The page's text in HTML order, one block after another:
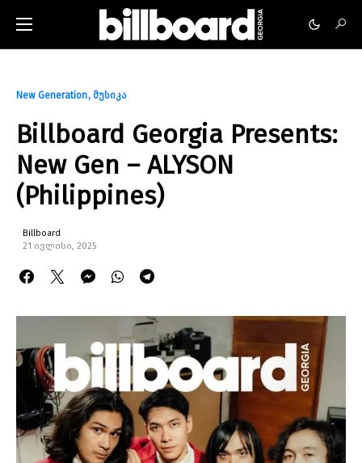
New Generation მუსიკა
Billboard Georgia Presents:
New Gen – ALYSON
(Philippines)
Billboard
21 ივლისი, 2025